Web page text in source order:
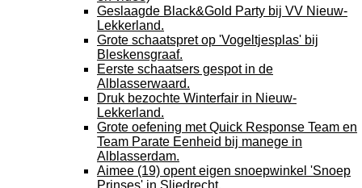
Geslaagde Black&Gold Party bij VV Nieuw-
Lekkerland.
Grote schaatspret op 'Vogeltjesplas' bij
Bleskensgraaf.
Eerste schaatsers gespot in de
Alblasserwaard.
Druk bezochte Winterfair in Nieuw-
Lekkerland.
Grote oefening met Quick Response Team en
Team Parate Eenheid bij manege in
Alblasserdam.
Aimee (19) opent eigen snoepwinkel 'Snoep
Prinses' in Sliedrecht.